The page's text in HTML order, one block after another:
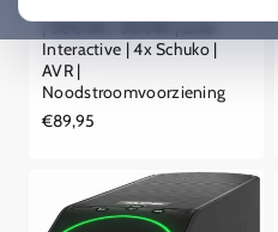
| 500VA / 300W | Line-
Interactive | 4x Schuko |
AVR |
Noodstroomvoorziening
Reguliere
€89,95